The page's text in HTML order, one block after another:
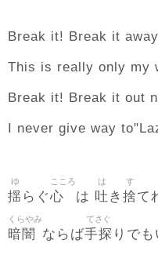
Break it! Break it
This is really only my
Break it! Break it out
I never give way
揺
ゆ
らぐ心
こころ
は 吐
は
き 捨
す
て
暗闇
くらやみ
ならば手探
てさぐ
りでも